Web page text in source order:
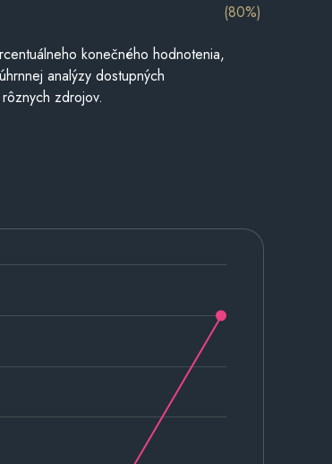
(80%)
konečného hodnotenia,
analýzy dostupných
zdrojov.